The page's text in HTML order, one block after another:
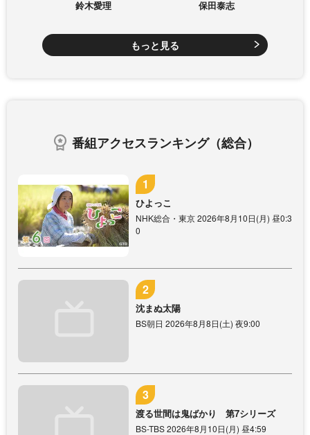
鈴木愛理 保田泰志
もっと見る
番組アクセスランキング（総合）
ひよっこ
NHK総合・東京 2026年8月10日(月) 昼0:3
0
沈まぬ太陽
BS朝日 2026年8月8日(土) 夜9:00
渡る世間は鬼ばかり 第7シリーズ
BS-TBS 2026年8月10日(月) 昼4:59